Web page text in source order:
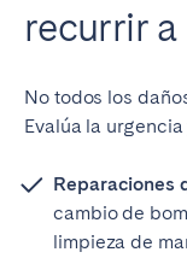
recurrir
No todos los
Evalúa la
Reparaciones
cambio de
limpieza de